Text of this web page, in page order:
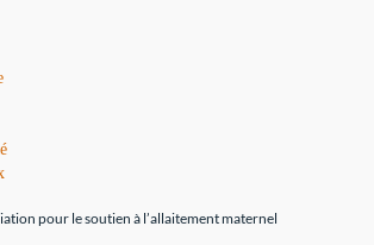
pour le soutien à l’allaitement maternel